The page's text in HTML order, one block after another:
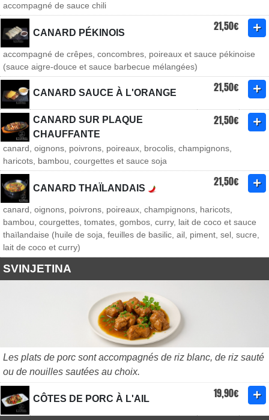
accompagné de sauce chili
CANARD PÉKINOIS 21,50€
accompagné de crêpes, concombres, poireaux et sauce pékinoise
(sauce aigre-douce et sauce barbecue mélangées)
CANARD SAUCE À L'ORANGE 21,50€
CANARD SUR PLAQUE
CHAUFFANTE
21,50€
canard, oignons, poivrons, poireaux, brocolis, champignons,
haricots, bambou, courgettes et sauce soja
CANARD THAÏLANDAIS 21,50€
canard, oignons, poivrons, poireaux, champignons, haricots,
bambou, courgettes, tomates, gombos, curry, lait de coco et sauce
thaïlandaise (huile de soja, feuilles de basilic, ail, piment, sel, sucre,
lait de coco et curry)
SVINJETINA
Les plats de porc sont accompagnés de riz blanc, de riz sauté
ou de nouilles sautées au choix.
CÔTES DE PORC À L'AIL 19,90€